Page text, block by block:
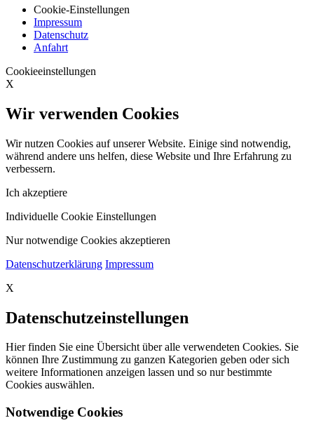
Cookie-Einstellungen
Impressum
Datenschutz
Anfahrt
Cookieeinstellungen
X
Wir verwenden Cookies
Wir nutzen Cookies auf unserer Website. Einige sind notwendig,
während andere uns helfen, diese Website und Ihre Erfahrung zu
verbessern.
Ich akzeptiere
Individuelle Cookie Einstellungen
Nur notwendige Cookies akzeptieren
Datenschutzerklärung Impressum
X
Datenschutzeinstellungen
Hier finden Sie eine Übersicht über alle verwendeten Cookies. Sie
können Ihre Zustimmung zu ganzen Kategorien geben oder sich
weitere Informationen anzeigen lassen und so nur bestimmte
Cookies auswählen.
Notwendige Cookies